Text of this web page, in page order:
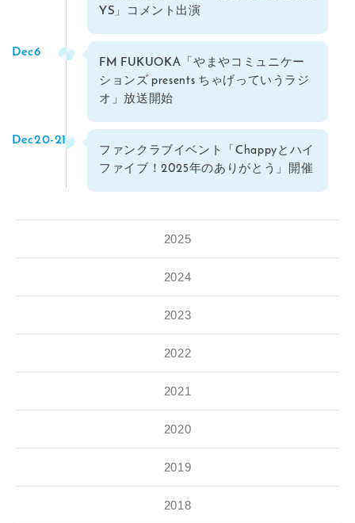
YS」コメント出演
FM FUKUOKA「やまやコミュニケー
ションズ presents ちゃげっていうラジ
オ」放送開始
Dec6
ファンクラブイベント「Chappyとハイ
ファイブ！2025年のありがとう」開催
Dec20-21
2025
2024
2023
2022
2021
2020
2019
2018